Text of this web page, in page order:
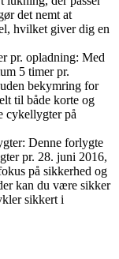
det nemt at
hvilket giver dig en
pr. opladning: Med
5 timer pr.
bekymring for
til både korte og
cykellygter på
Denne forlygte
pr. 28. juni 2016,
på sikkerhed og
kan du være sikker
sikkert i